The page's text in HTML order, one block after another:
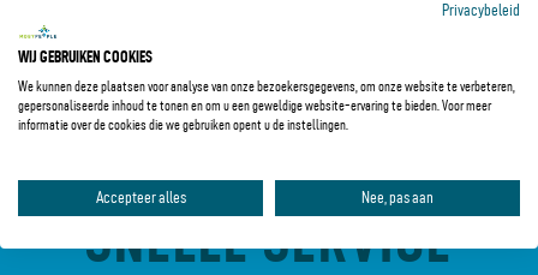
SNELLE SERVICE
Privacybeleid
WIJ GEBRUIKEN COOKIES
We kunnen deze plaatsen voor analyse van onze bezoekersgegevens, om onze website te verbeteren,
gepersonaliseerde inhoud te tonen en om u een geweldige website-ervaring te bieden. Voor meer
informatie over de cookies die we gebruiken opent u de instellingen.
Accepteer alles Nee, pas aan